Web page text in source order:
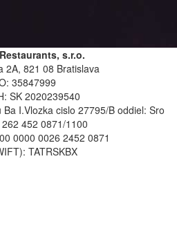
s.r.o.
2A, 821 08 Bratislava
35847999
SK 2020239540
I.Vlozka cislo 27795/B oddiel: Sro
452 0871/1100
0000 0026 2452 0871
TATRSKBX